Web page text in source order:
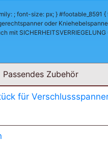
; font-size: px; }
oder
mit
Passendes Zubehör
für